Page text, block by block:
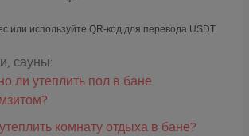
или используйте QR-код для перевода USDT.
сауны:
ли утеплить пол в бане
комнату отдыха в бане?